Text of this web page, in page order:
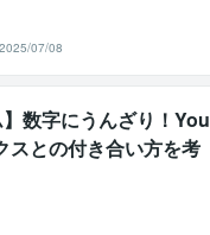
2025/07/08
】数字にうんざり！You
スとの付き合い方を考